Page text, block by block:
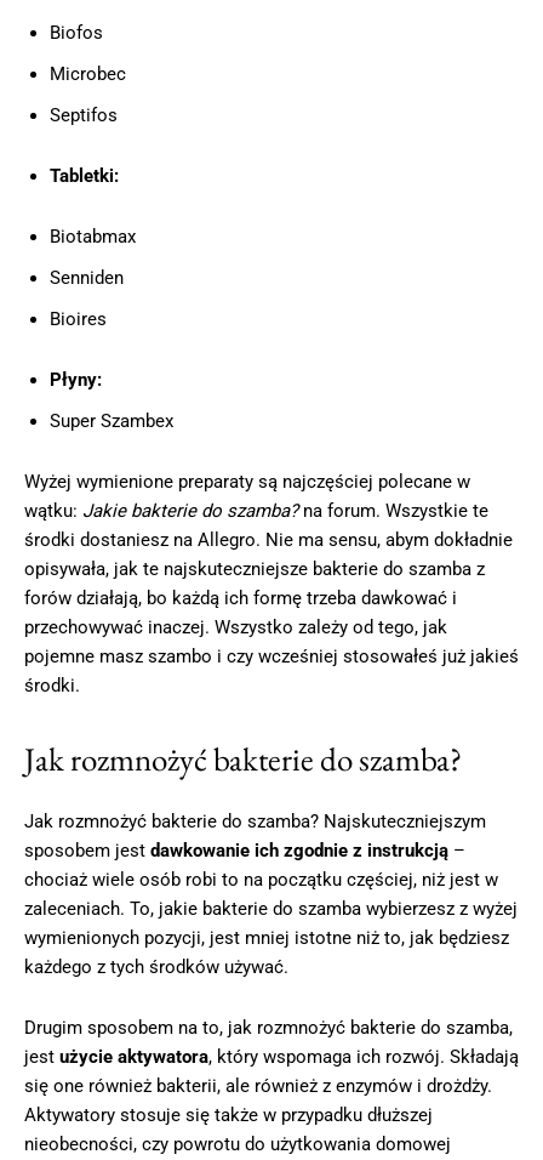
Biofos
Microbec
Septifos
Tabletki:
Biotabmax
Senniden
Bioires
Płyny:
Super Szambex
Wyżej wymienione preparaty są najczęściej polecane w
wątku: Jakie bakterie do szamba?na forum. Wszystkie te
środki dostaniesz na Allegro. Nie ma sensu, abym dokładnie
opisywała, jak te najskuteczniejsze bakterie do szamba z
forów działają, bo każdą ich formę trzeba dawkować i
przechowywać inaczej. Wszystko zależy od tego, jak
pojemne masz szambo i czy wcześniej stosowałeś już jakieś
środki.
Jak rozmnożyć bakterie do szamba?
Jak rozmnożyć bakterie do szamba? Najskuteczniejszym
sposobem jest dawkowanie ich zgodnie z instrukcją –
chociaż wiele osób robi to na początku częściej, niż jest w
zaleceniach. To, jakie bakterie do szamba wybierzesz z wyżej
wymienionych pozycji, jest mniej istotne niż to, jak będziesz
każdego z tych środków używać.
Drugim sposobem na to, jak rozmnożyć bakterie do szamba,
jest użycie aktywatora, który wspomaga ich rozwój. Składają
się one również bakterii, ale również z enzymów i drożdży.
Aktywatory stosuje się także w przypadku dłuższej
nieobecności, czy powrotu do użytkowania domowej